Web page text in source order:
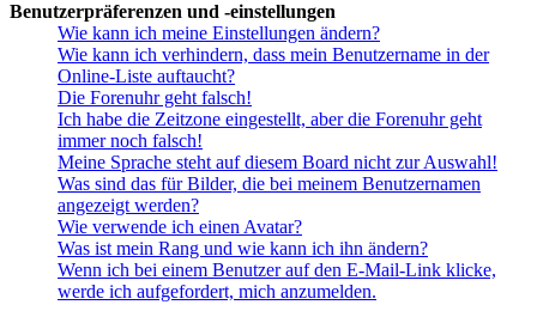
Benutzerpräferenzen und -einstellungen
Wie kann ich meine Einstellungen ändern?
Wie kann ich verhindern, dass mein Benutzername in der
Online-Liste auftaucht?
Die Forenuhr geht falsch!
Ich habe die Zeitzone eingestellt, aber die Forenuhr geht
immer noch falsch!
Meine Sprache steht auf diesem Board nicht zur Auswahl!
Was sind das für Bilder, die bei meinem Benutzernamen
angezeigt werden?
Wie verwende ich einen Avatar?
Was ist mein Rang und wie kann ich ihn ändern?
Wenn ich bei einem Benutzer auf den E-Mail-Link klicke,
werde ich aufgefordert, mich anzumelden.